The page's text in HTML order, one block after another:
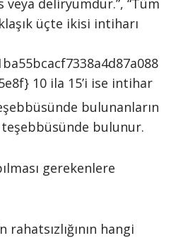
veya deliryumdur.”, “Tüm
üçte ikisi intiharı
10 ila 15’i ise intihar
bulunanların
bulunur.
gerekenlere
hangi